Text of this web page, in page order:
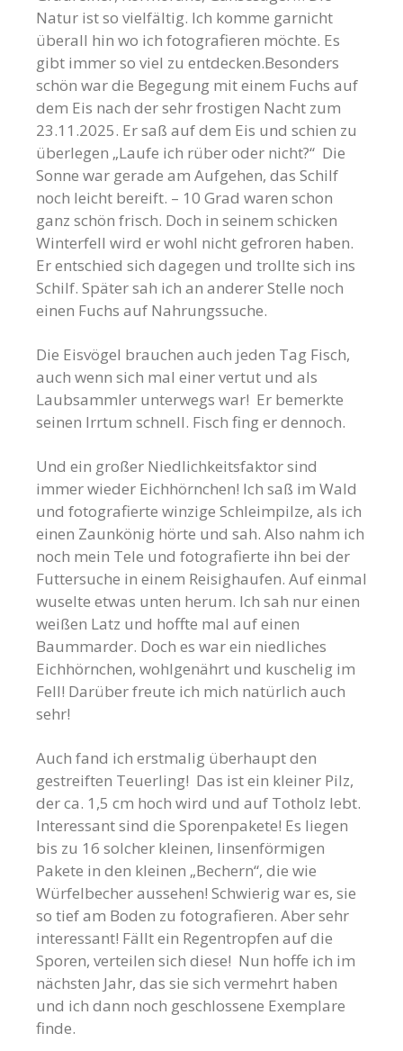
Natur ist so vielfältig. Ich komme garnicht
überall hin wo ich fotografieren möchte. Es
gibt immer so viel zu entdecken.Besonders
schön war die Begegung mit einem Fuchs auf
dem Eis nach der sehr frostigen Nacht zum
23.11.2025. Er saß auf dem Eis und schien zu
überlegen „Laufe ich rüber oder nicht?“ Die
Sonne war gerade am Aufgehen, das Schilf
noch leicht bereift. – 10 Grad waren schon
ganz schön frisch. Doch in seinem schicken
Winterfell wird er wohl nicht gefroren haben.
Er entschied sich dagegen und trollte sich ins
Schilf. Später sah ich an anderer Stelle noch
einen Fuchs auf Nahrungssuche.
Die Eisvögel brauchen auch jeden Tag Fisch,
auch wenn sich mal einer vertut und als
Laubsammler unterwegs war! Er bemerkte
seinen Irrtum schnell. Fisch fing er dennoch.
Und ein großer Niedlichkeitsfaktor sind
immer wieder Eichhörnchen! Ich saß im Wald
und fotografierte winzige Schleimpilze, als ich
einen Zaunkönig hörte und sah. Also nahm ich
noch mein Tele und fotografierte ihn bei der
Futtersuche in einem Reisighaufen. Auf einmal
wuselte etwas unten herum. Ich sah nur einen
weißen Latz und hoffte mal auf einen
Baummarder. Doch es war ein niedliches
Eichhörnchen, wohlgenährt und kuschelig im
Fell! Darüber freute ich mich natürlich auch
sehr!
Auch fand ich erstmalig überhaupt den
gestreiften Teuerling! Das ist ein kleiner Pilz,
der ca. 1,5 cm hoch wird und auf Totholz lebt.
Interessant sind die Sporenpakete! Es liegen
bis zu 16 solcher kleinen, linsenförmigen
Pakete in den kleinen „Bechern“, die wie
Würfelbecher aussehen! Schwierig war es, sie
so tief am Boden zu fotografieren. Aber sehr
interessant! Fällt ein Regentropfen auf die
Sporen, verteilen sich diese! Nun hoffe ich im
nächsten Jahr, das sie sich vermehrt haben
und ich dann noch geschlossene Exemplare
finde.